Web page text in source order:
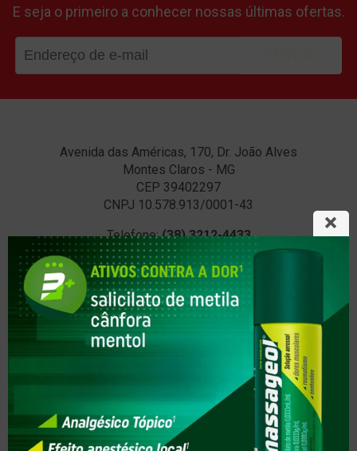
E seja o primeiro a conhecer nossas últimas ofertas.
Avenida das Américas, 170, Dr. João Alves
Montes Claros - MG
CEP 39402297
CNPJ 10.578.913/0001-43
Telefone:(38) 3212-4433
E-mail: farmanutri@drogariafarmanutri.com.br
Horários de funcionamento
7:30 - 22:00
SIGA A FARMANUTRI POPULAR
SERVIÇOS